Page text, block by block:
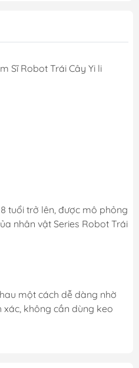
Sĩ Robot Trái Cây Yi li
tuổi trở lên, được mô phỏng
nhân vật Series Robot Trái
một cách dễ dàng nhờ
xác, không cần dùng keo